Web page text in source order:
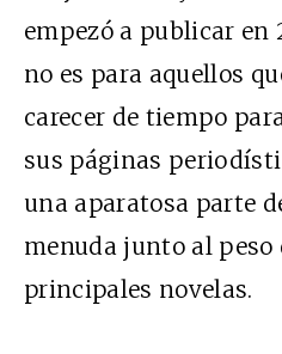
empezó a publicar en
no es para aquellos
carecer de tiempo
sus páginas
una aparatosa parte
menuda junto al peso
principales novelas.